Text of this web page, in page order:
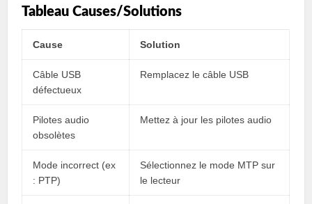
Tableau Causes/Solutions
Cause Solution
Câble USB
défectueux
Remplacez le câble USB
Pilotes audio
obsolètes
Mettez à jour les pilotes audio
Mode incorrect (ex
: PTP)
Sélectionnez le mode MTP sur
le lecteur